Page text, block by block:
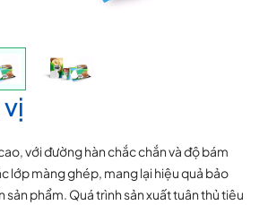
với đường hàn chắc chắn và độ bám
lớp màng ghép, mang lại hiệu quả bảo
sản phẩm. Quá trình sản xuất tuân thủ tiêu